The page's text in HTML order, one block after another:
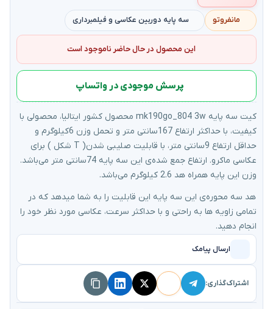
مانفروتو سه پایه دوربین عکاسی و فیلمبرداری
این محصول در حال حاضر ناموجود است
پرسش موجودی در واتساپ
کیت سه پایه mk190go_804 3w محصول کشور ایتالیا، محصولی با
کیفیت، با حداکثر ارتفاع 167سانتی متر و تحمل وزن 6کیلوگرم و
حداقل ارتفاع 9سانتی متر، با قابلیت صلیبی شدن( T شکل ) برای
عکاسی ماکرو. ارتفاع جمع شده‌ی این سه پایه 74سانتی متر می‌باشد.
وزن این پایه همراه هد 2.6 کیلوگرم می‌باشد.
هد سه محوره‌ی این سه پایه این قابلیت را به شما میدهد که در
تمامی زاویه ها به راحتی و با حداکثر سرعت، عکاسی مورد نظر خود را
انجام دهید.
ارسال پیامک
اشتراک‌گذاری: